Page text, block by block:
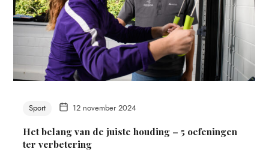
Sport 12 november 2024
Het belang van de juiste houding – 5 oefeningen
ter verbetering